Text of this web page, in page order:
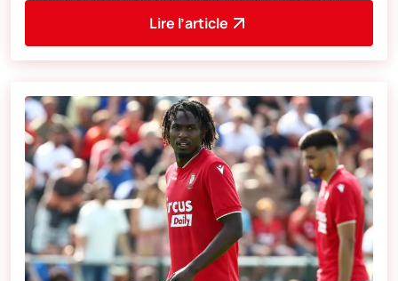
Lire l’article